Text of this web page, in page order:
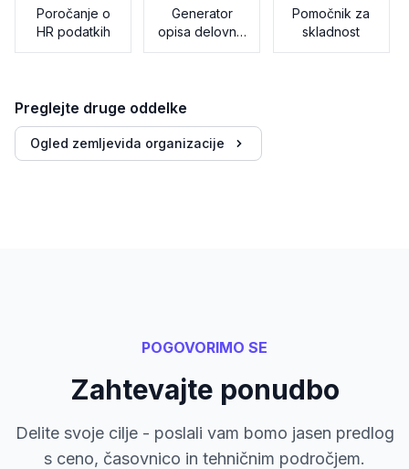
Poročanje o
HR podatkih
Generator
opisa delovnih
mest
Pomočnik za
skladnost
Preglejte druge oddelke
Ogled zemljevida organizacije
POGOVORIMO SE
Zahtevajte ponudbo
Delite svoje cilje - poslali vam bomo jasen predlog
s ceno, časovnico in tehničnim področjem.